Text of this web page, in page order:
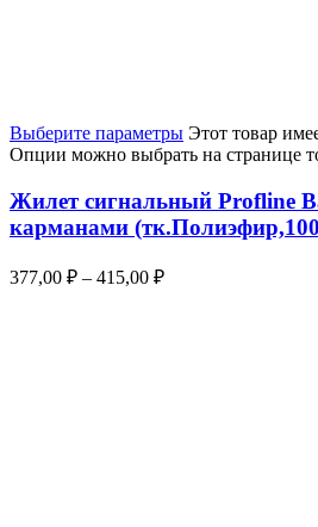
Выберите параметры Этот товар
Опции можно выбрать на странице
Жилет сигнальный Profline
карманами
377,00 ₽ – 415,00 ₽